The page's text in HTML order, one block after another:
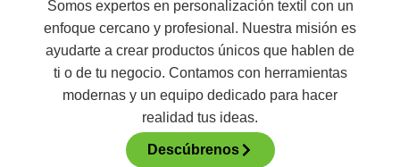
Somos expertos en personalización textil con un
enfoque cercano y profesional. Nuestra misión es
ayudarte a crear productos únicos que hablen de
ti o de tu negocio. Contamos con herramientas
modernas y un equipo dedicado para hacer
realidad tus ideas.
Descúbrenos